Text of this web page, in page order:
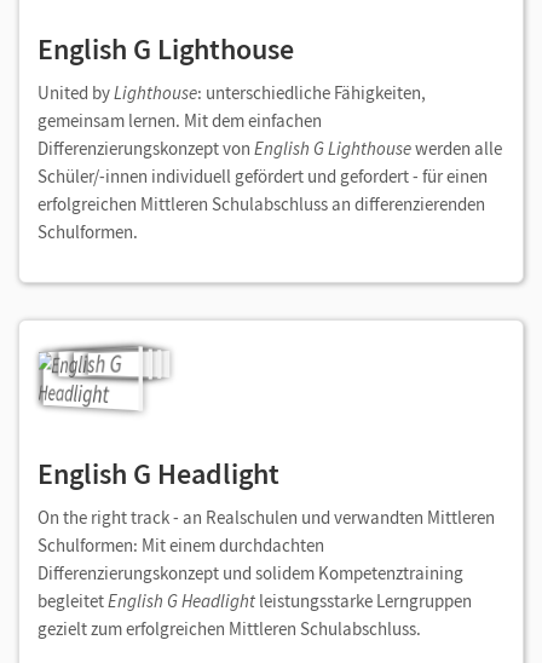
English G Lighthouse
United byLighthouse: unterschiedliche Fähigkeiten,
gemeinsam lernen. Mit dem einfachen
Differenzierungskonzept von English GLighthousewerden alle
Schüler/-innen individuell gefördert und gefordert - für einen
erfolgreichen Mittleren Schulabschluss an differenzierenden
Schulformen.
English G Headlight
On the right track - an Realschulen und verwandten Mittleren
Schulformen: Mit einem durchdachten
Differenzierungskonzept und solidem Kompetenztraining
begleitetEnglish G Headlight leistungsstarke Lerngruppen
gezielt zum erfolgreichen Mittleren Schulabschluss.